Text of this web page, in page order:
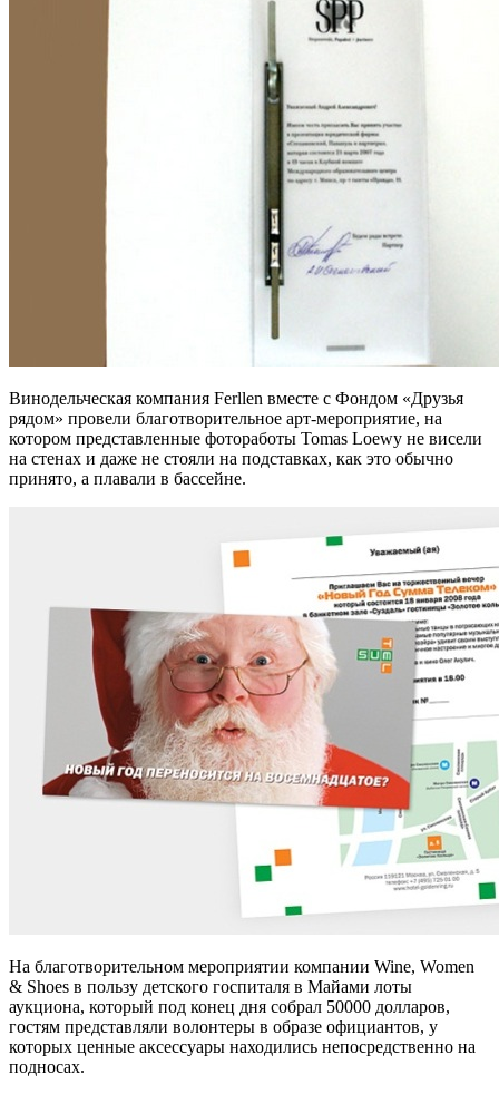
Винодельческая компания Ferllen вместе с Фондом «Друзья
рядом» провели благотворительное арт-мероприятие, на
котором представленные фотоработы Tomas Loewy не висели
на стенах и даже не стояли на подставках, как это обычно
принято, а плавали в бассейне.
На благотворительном мероприятии компании Wine, Women
& Shoes в пользу детского госпиталя в Майами лоты
аукциона, который под конец дня собрал 50000 долларов,
гостям представляли волонтеры в образе официантов, у
которых ценные аксессуары находились непосредственно на
подносах.